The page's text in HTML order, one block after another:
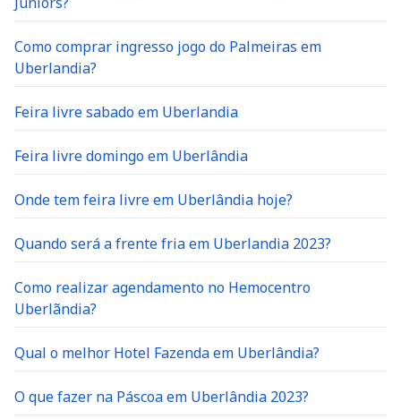
Como comprar ingresso jogo do Palmeiras em
Uberlandia?
Feira livre sabado em Uberlandia
Feira livre domingo em Uberlândia
Onde tem feira livre em Uberlândia hoje?
Quando será a frente fria em Uberlandia 2023?
Como realizar agendamento no Hemocentro
Uberlãndia?
Qual o melhor Hotel Fazenda em Uberlândia?
O que fazer na Páscoa em Uberlândia 2023?